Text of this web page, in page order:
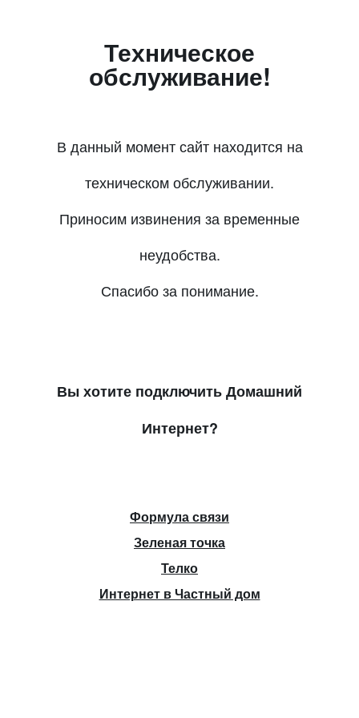
Техническое
обслуживание!
В данный момент сайт находится на
техническом обслуживании.
Приносим извинения за временные
неудобства.
Спасибо за понимание.
Вы хотите подключить Домашний
Интернет?
Формула связи
Зеленая точка
Телко
Интернет в Частный дом